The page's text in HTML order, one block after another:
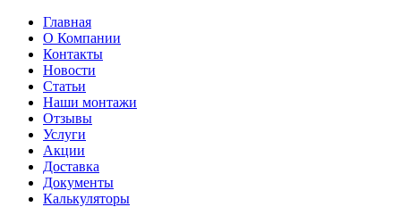
Главная
О Компании
Контакты
Новости
Статьи
Наши монтажи
Отзывы
Услуги
Акции
Доставка
Документы
Калькуляторы